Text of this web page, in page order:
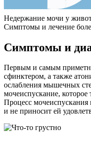
Недержание мочи у
Симптомы и лечение
Симптомы и
Первым и самым
сфинктером, а также
ослабления мышечных
мочеиспускание, которое
Процесс мочеиспускания
и не приносит ей